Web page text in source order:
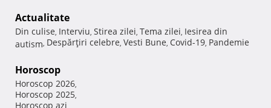
Actualitate
Din culise, Interviu, Stirea zilei, Tema zilei, Iesirea din
autism, Despărţiri celebre, Vesti Bune, Covid-19, Pandemie
Horoscop
Horoscop 2026,
Horoscop 2025,
Horoscop azi